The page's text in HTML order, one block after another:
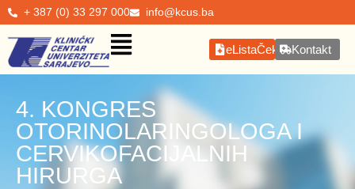
+ 387 (0) 33 297 000 info@kcus.ba
eListaČekanjaKontakt
4. KONGRES
OTORINOLARINGOLOGA I
CERVIKOFACIJALNIH
HIRURGA